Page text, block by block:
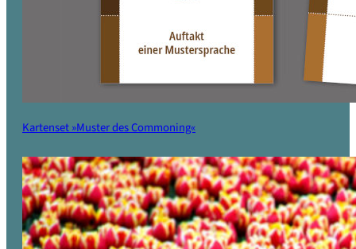
Kartenset »Muster des Commoning«